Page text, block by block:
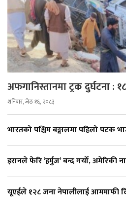
अफगानिस्तानमा ट्रक दुर्घटना :
शनिबार, जेठ १६, २०८३
भारतको पश्चिम बङ्गालमा पहिलो पटक
इरानले फेरि ‘हर्मुज’ बन्द गर्यो, अमेरिकी
यूएईले १२८ जना नेपालीलाई आममाफी